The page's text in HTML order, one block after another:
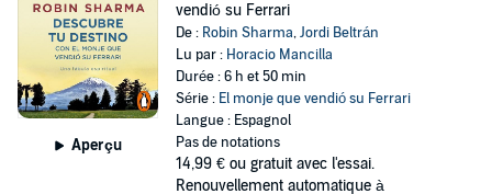
Aperçu
vendió su Ferrari
De : Robin Sharma,Jordi Beltrán
Lu par : Horacio Mancilla
Durée : 6 h et 50 min
Série : El monje que vendió su Ferrari
Langue : Espagnol
Pas de notations
14,99 € ou gratuit avec l'essai.
Renouvellement automatique à